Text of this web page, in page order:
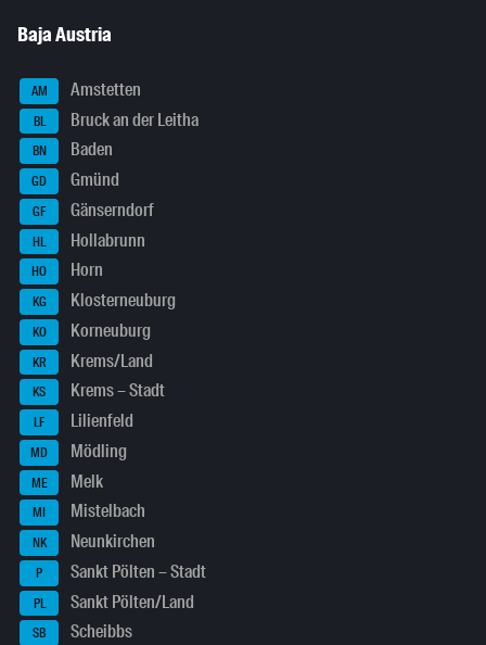
Baja Austria
AM Amstetten
BL Bruck an der Leitha
BN Baden
GD Gmünd
GF Gänserndorf
HL Hollabrunn
HO Horn
KG Klosterneuburg
KO Korneuburg
KR Krems/Land
KS Krems – Stadt
LF Lilienfeld
MD Mödling
ME Melk
MI Mistelbach
NK Neunkirchen
P Sankt Pölten – Stadt
PL Sankt Pölten/Land
SB Scheibbs